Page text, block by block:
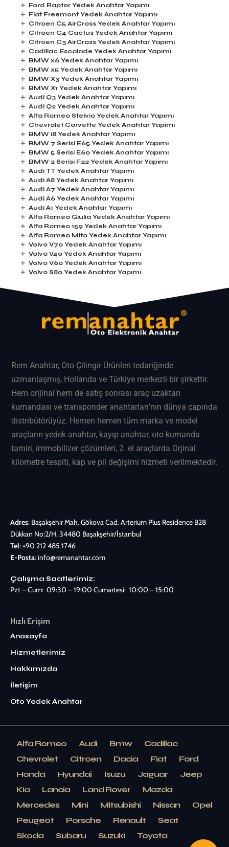
Ford Raptor Yedek Anahtar Yapımı
Fiat Freemont Yedek Anahtar Yapımı
Citroen C5 AirCross Yedek Anahtar Yapımı
Citroen C4 Cactus Yedek Anahtar Yapımı
Citroen C3 AirCross Yedek Anahtar Yapımı
Cadillac Escalade Yedek Anahtar Yapımı
BMW x6 Yedek Anahtar Yapımı
BMW x5 Yedek Anahtar Yapımı
BMW X3 Yedek Anahtar Yapımı
BMW X1 Yedek Anahtar Yapımı
Audi Q3 Yedek Anahtar Yapımı
Audi Q2 Yedek Anahtar Yapımı
Alfa Romeo Stelvio Yedek Anahtar Yapımı
Chevrolet Corvette Yedek Anahtar Yapımı
BMW i8 Yedek Anahtar Yapımı
BMW 7 Serisi E65 Yedek Anahtar Yapımı
BMW 5 Serisi E60 Yedek Anahtar Yapımı
BMW 2 Serisi F22 Yedek Anahtar Yapımı
Audi TT Yedek Anahtar Yapımı
Audi A8 Yedek Anahtar Yapımı
Audi A7 Yedek Anahtar Yapımı
Audi A6 Yedek Anahtar Yapımı
Audi A1 Yedek Anahtar Yapımı
Alfa Romeo Giulia Yedek Anahtar Yapımı
Alfa Romeo 159 Yedek Anahtar Yapımı
Alfa Romeo Mito Yedek Anahtar Yapımı
Volvo V70 Yedek Anahtar Yapımı
Volvo V40 Yedek Anahtar Yapımı
Volvo V60 Yedek Anahtar Yapımı
Volvo S80 Yedek Anahtar Yapımı
Rem Anahtar, Oto Çilingir Ürünleri tedariğinde
uzmanlaşmış, Hollanda ve Türkiye merkezli bir şirkettir.
Hem orijinal hem de satış sonrası araç uzaktan
kumandası ve transponder anahtarları’nın dünya çapında
distribütörüyüz. Hemen hemen tüm marka ve model
araçların yedek anahtar, kayıp anahtar, oto kumanda
tamiri, immobilizer çözümleri, 2. el araçlarda Orjinal
kilometre tespiti, kap ve pil değişimi hizmeti verilmektedir.
Adres: Başakşehir Mah. Gökova Cad. Arterium Plus Residence B28
Dükkan No:2/H, 34480 Başakşehir/İstanbul
Tel:+90 212 485 1746
E-Posta:info@remanahtar.com
Çalışma Saatlerimiz:
Pzt – Cum: 09:30 – 19:00 Cumartesi: 10:00 – 15:00
Hızlı Erişim
Anasayfa
Hizmetlerimiz
Hakkımızda
İletişim
Oto Yedek Anahtar
Alfa Romeo Audi Bmw
Cadillac
Chevrolet
Citroen Dacia Fiat
Ford
Honda
Hyundai Isuzu Jaguar
Jeep
Kia
Lancia Land Rover
Mazda
Mercedes
Mini Mitsubishi Nissan
Opel
Peugeot
Porsche Renault
Seat
Skoda
Subaru Suzuki
Toyota